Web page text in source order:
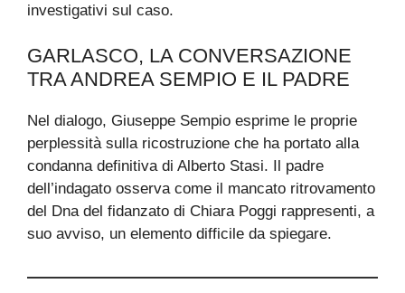
investigativi sul caso.
GARLASCO, LA CONVERSAZIONE
TRA ANDREA SEMPIO E IL PADRE
Nel dialogo, Giuseppe Sempio esprime le proprie
perplessità sulla ricostruzione che ha portato alla
condanna definitiva di Alberto Stasi. Il padre
dell’indagato osserva come il mancato ritrovamento
del Dna del fidanzato di Chiara Poggi rappresenti, a
suo avviso, un elemento difficile da spiegare.